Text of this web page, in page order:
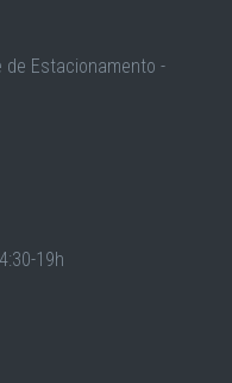
de Estacionamento -
19h